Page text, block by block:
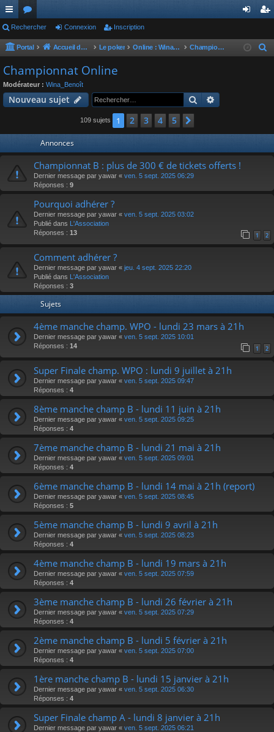
ac
co
ur
ci
or
u
s
ne cri
Rechercher Connexion Inscription
Portal Accueil du forum Le poker Online : Winamax Championnat Online
e
Championnat Online
Modérateur : Wina_Benoît
Nouveau sujet Rechercher
109 sujets 1 2 3 4 5
Annonces
Championnat B : plus de 300 € de tickets offerts !
Dernier message par yawar « ven. 5 sept. 2025 06:29
Réponses : 9
Pourquoi adhérer ?
Dernier message par yawar « ven. 5 sept. 2025 03:02
Publié dans L'Association
Réponses : 13 1 2
Comment adhérer ?
Dernier message par yawar « jeu. 4 sept. 2025 22:20
Publié dans L'Association
Réponses : 3
Sujets
4ème manche champ. WPO - lundi 23 mars à 21h
Dernier message par yawar « ven. 5 sept. 2025 10:01
Réponses : 14 1 2
Super Finale champ. WPO : lundi 9 juillet à 21h
Dernier message par yawar « ven. 5 sept. 2025 09:47
Réponses : 4
8ème manche champ B - lundi 11 juin à 21h
Dernier message par yawar « ven. 5 sept. 2025 09:25
Réponses : 4
7ème manche champ B - lundi 21 mai à 21h
Dernier message par yawar « ven. 5 sept. 2025 09:01
Réponses : 4
6ème manche champ B - lundi 14 mai à 21h (report)
Dernier message par yawar « ven. 5 sept. 2025 08:45
Réponses : 5
5ème manche champ B - lundi 9 avril à 21h
Dernier message par yawar « ven. 5 sept. 2025 08:23
Réponses : 4
4ème manche champ B - lundi 19 mars à 21h
Dernier message par yawar « ven. 5 sept. 2025 07:59
Réponses : 4
3ème manche champ B - lundi 26 février à 21h
Dernier message par yawar « ven. 5 sept. 2025 07:29
Réponses : 4
2ème manche champ B - lundi 5 février à 21h
Dernier message par yawar « ven. 5 sept. 2025 07:00
Réponses : 4
1ère manche champ B - lundi 15 janvier à 21h
Dernier message par yawar « ven. 5 sept. 2025 06:30
Réponses : 4
Super Finale champ A - lundi 8 janvier à 21h
Dernier message par yawar « ven. 5 sept. 2025 06:21